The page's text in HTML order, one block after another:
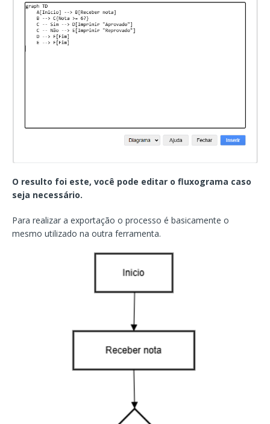
O resulto foi este, você pode editar o fluxograma caso
seja necessário.
Para realizar a exportação o processo é basicamente o
mesmo utilizado na outra ferramenta.